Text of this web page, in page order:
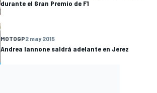
durante el Gran Premio de F1
MOTOGP2 may 2015
Andrea Iannone saldrá adelante en Jerez